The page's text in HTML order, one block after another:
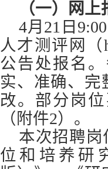
（一）网
4月21日
人才测评网（
公告处报名
实、准确、完
改。部分岗
（附件2）。
本次招聘
位和培养研